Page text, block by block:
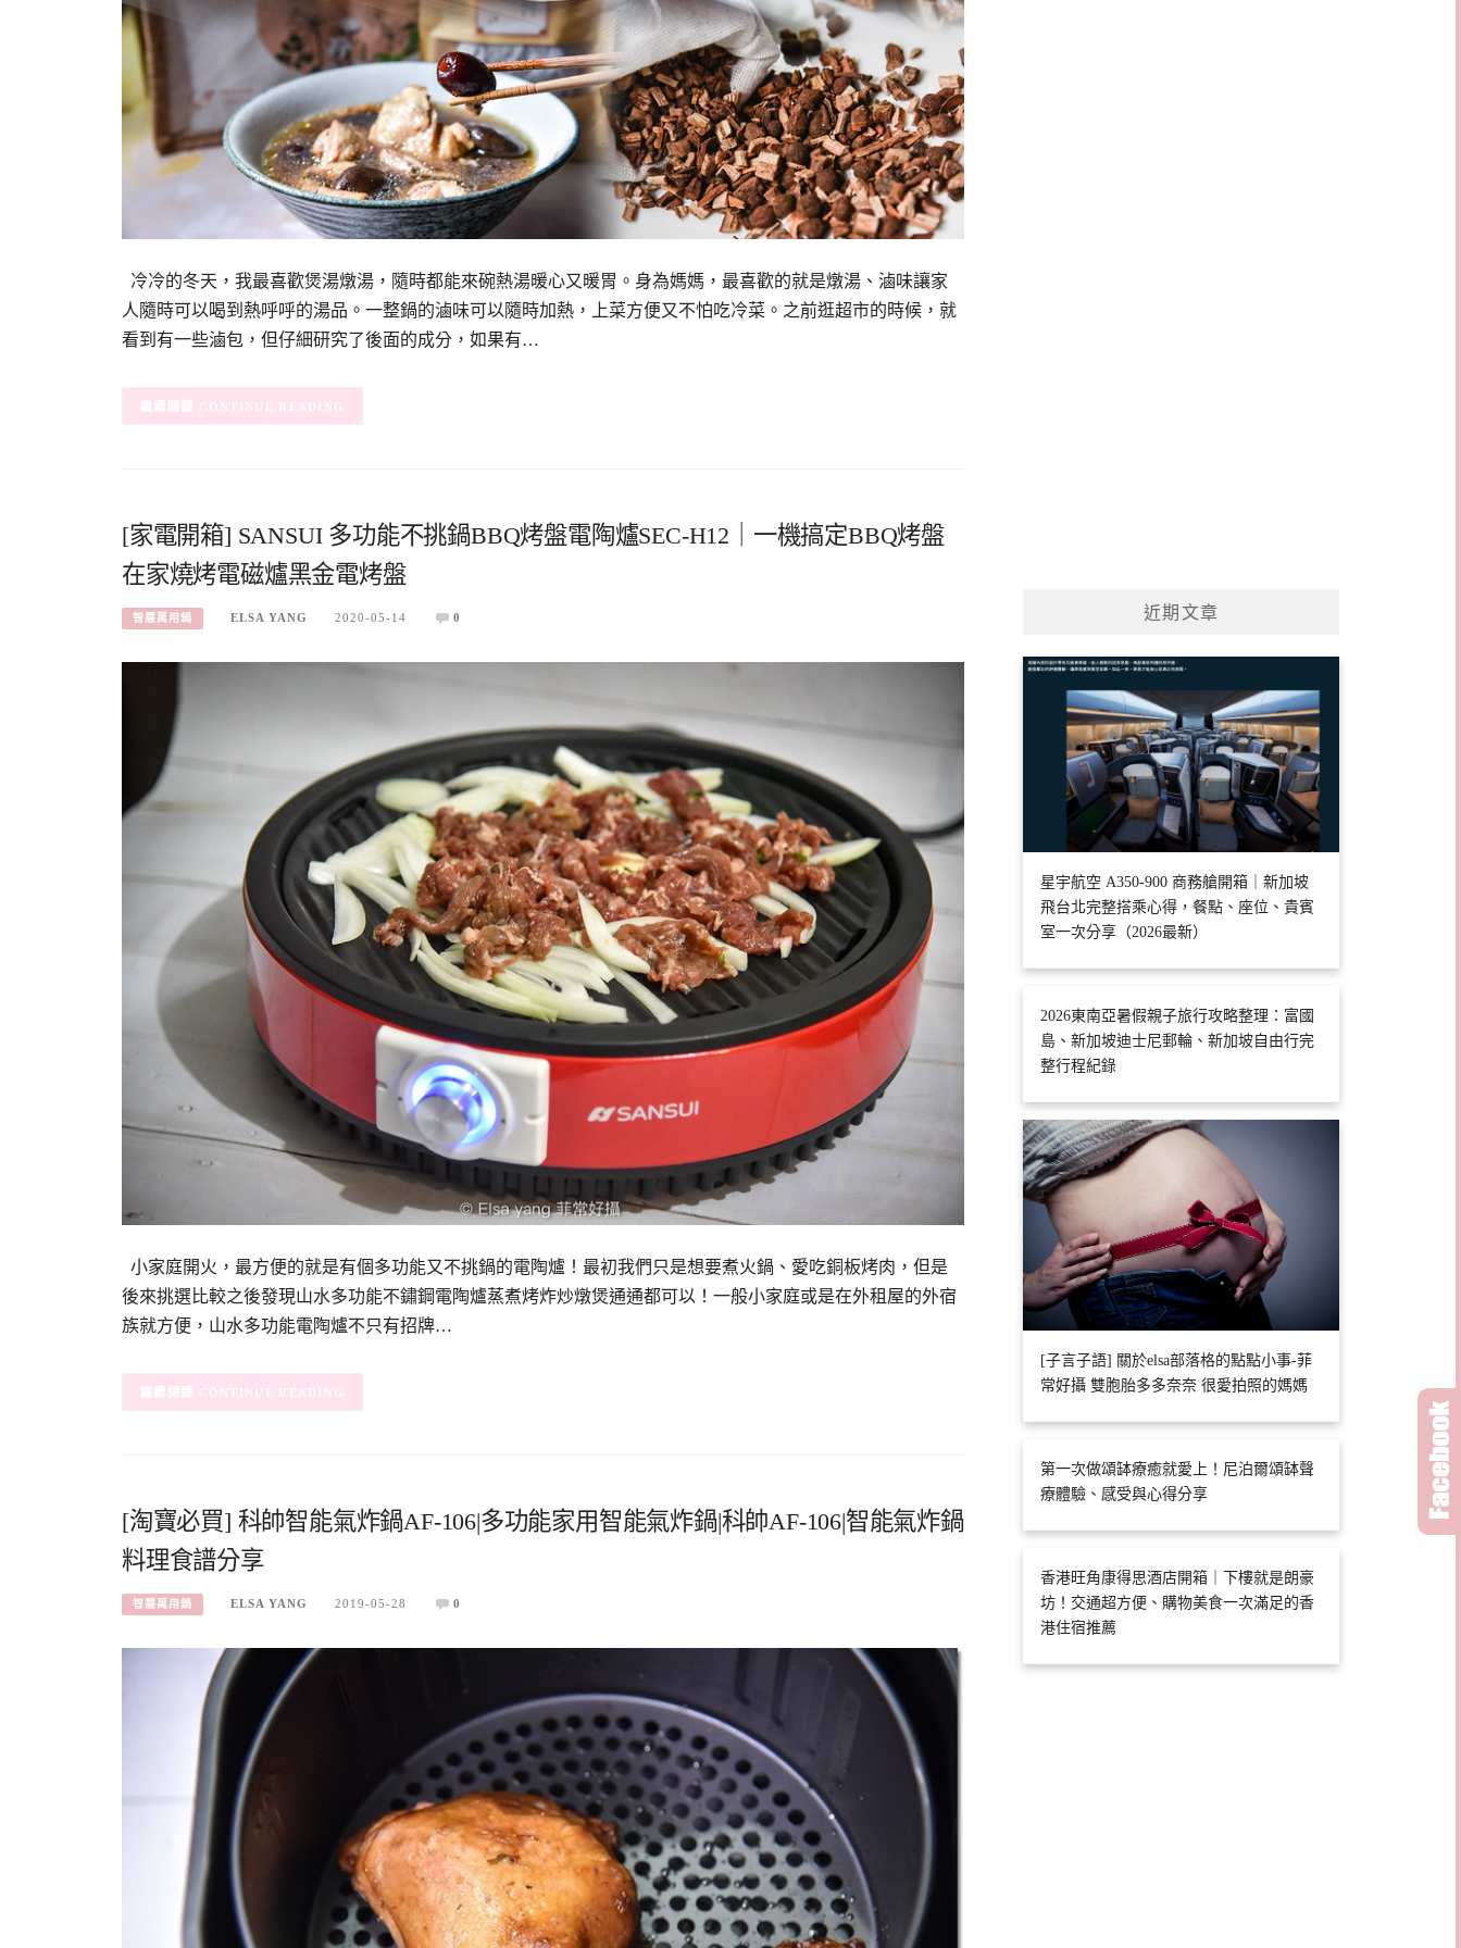
冷冷的冬天，我最喜歡煲湯燉湯，隨時都能來碗熱湯暖心又暖胃。身為媽媽，最喜歡的就是燉湯、滷味讓家
人隨時可以喝到熱呼呼的湯品。一整鍋的滷味可以隨時加熱，上菜方便又不怕吃冷菜。之前逛超市的時候，就
看到有一些滷包，但仔細研究了後面的成分，如果有…
CONTINUE READING
[家電開箱] SANSUI 多功能不挑鍋BBQ烤盤電陶爐SEC-H12｜一機搞定BBQ烤盤
在家燒烤電磁爐黑金電烤盤
智慧萬用鍋 ELSA YANG 2020-05-14 0
小家庭開火，最方便的就是有個多功能又不挑鍋的電陶爐！最初我們只是想要煮火鍋、愛吃銅板烤肉，但是
後來挑選比較之後發現山水多功能不鏽鋼電陶爐蒸煮烤炸炒燉煲通通都可以！一般小家庭或是在外租屋的外宿
族就方便，山水多功能電陶爐不只有招牌…
CONTINUE READING
[淘寶必買] 科帥智能氣炸鍋AF-106|多功能家用智能氣炸鍋|科帥AF-106|智能氣炸鍋
料理食譜分享
智慧萬用鍋 ELSA YANG 2019-05-28 0
近期文章
星宇航空 A350-900 商務艙開箱｜新加坡
飛台北完整搭乘心得，餐點、座位、貴賓
室一次分享（2026最新）
2026東南亞暑假親子旅行攻略整理：富國
島、新加坡迪士尼郵輪、新加坡自由行完
整行程紀錄
[子言子語] 關於elsa部落格的點點小事-菲
常好攝 雙胞胎多多奈奈 很愛拍照的媽媽
第一次做頌缽療癒就愛上！尼泊爾頌缽聲
療體驗、感受與心得分享
香港旺角康得思酒店開箱｜下樓就是朗豪
坊！交通超方便、購物美食一次滿足的香
港住宿推薦